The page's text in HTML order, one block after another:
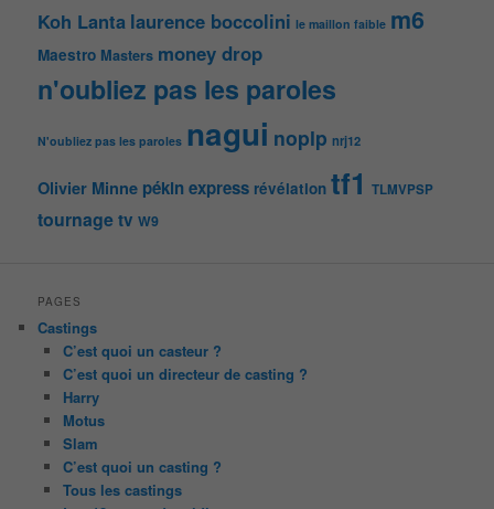
Koh Lanta laurence boccolini le maillon faible m6
Maestro Masters money drop
n'oubliez pas les paroles
N'oubliez pas les paroles nagui noplp nrj12
Olivier Minne pékin express révélation tf1 TLMVPSP
tournagetv W9
PAGES
Castings
C’est quoi un casteur ?
C’est quoi un directeur de casting ?
Harry
Motus
Slam
C’est quoi un casting ?
Tous les castings